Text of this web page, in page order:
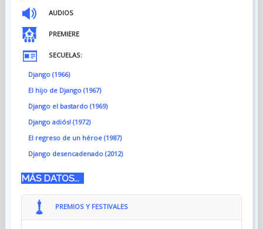
AUDIOS
PREMIERE
SECUELAS:
Django (1966)
El hijo de Django (1967)
Django el bastardo (1969)
Django adiós! (1972)
El regreso de un héroe (1987)
Django desencadenado (2012)
MÁS DATOS...
PREMIOS Y FESTIVALES